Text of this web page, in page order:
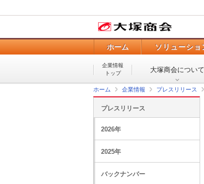
ホーム ソリューショ
企業情報
トップ
大塚商会について
ホーム 企業情報 プレスリリース
プレスリリース
2026年
2025年
バックナンバー